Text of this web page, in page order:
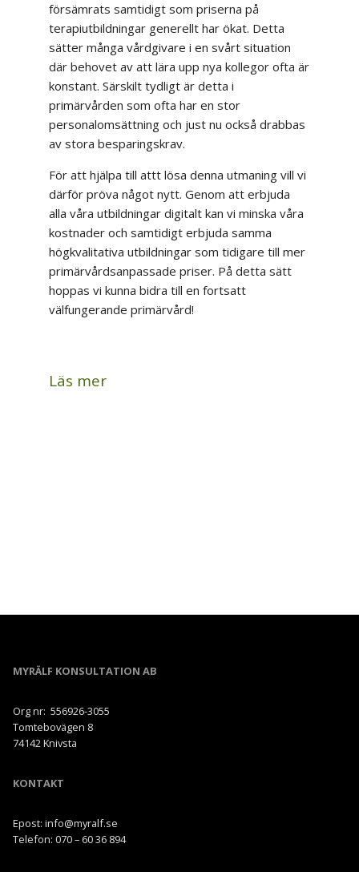
försämrats samtidigt som priserna på
terapiutbildningar generellt har ökat. Detta
sätter många vårdgivare i en svårt situation
där behovet av att lära upp nya kollegor ofta är
konstant. Särskilt tydligt är detta i
primärvården som ofta har en stor
personalomsättning och just nu också drabbas
av stora besparingskrav.
För att hjälpa till attt lösa denna utmaning vill vi
därför pröva något nytt. Genom att erbjuda
alla våra utbildningar digitalt kan vi minska våra
kostnader och samtidigt erbjuda samma
högkvalitativa utbildningar som tidigare till mer
primärvårdsanpassade priser. På detta sätt
hoppas vi kunna bidra till en fortsatt
välfungerande primärvård!
Läs mer
MYRÄLF KONSULTATION AB
Org nr: 556926-3055
Tomtebovägen 8
74142 Knivsta
KONTAKT
Epost: info@myralf.se
Telefon: 070 – 60 36 894